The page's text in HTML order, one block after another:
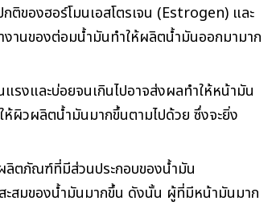
ของฮอร์โมนเอสโตรเจน (Estrogen) และ
านของต่อมน้ำมันทำให้ผลิตน้ำมันออกมามาก
รงและบ่อยจนเกินไปอาจส่งผลทำให้หน้ามัน
ผิวผลิตน้ำมันมากขึ้นตามไปด้วย ซึ่งจะยิ่ง
ลิตภัณฑ์ที่มีส่วนประกอบของน้ำมัน
ะสมของน้ำมันมากขึ้น ดังนั้น ผู้ที่มีหน้ามันมาก